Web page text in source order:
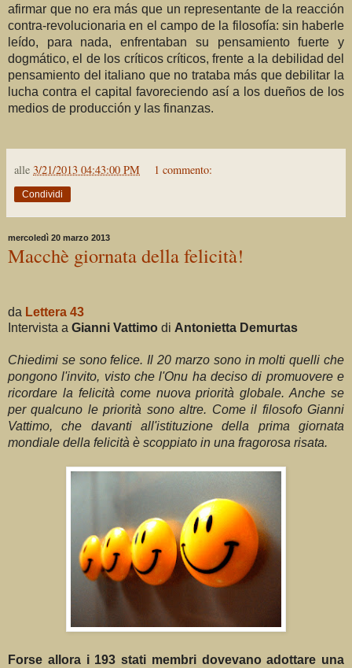
afirmar que no era más que un representante de la reacción
contra-revolucionaria en el campo de la filosofía: sin haberle
leído, para nada, enfrentaban su pensamiento fuerte y
dogmático, el de los críticos críticos, frente a la debilidad del
pensamiento del italiano que no trataba más que debilitar la
lucha contra el capital favoreciendo así a los dueños de los
medios de producción y las finanzas.
alle 3/21/2013 04:43:00 PM 1 commento:
Condividi
mercoledì 20 marzo 2013
Macchè giornata della felicità!
da Lettera 43
Intervista a Gianni Vattimo di Antonietta Demurtas
Chiedimi se sono felice. Il 20 marzo sono in molti quelli che
pongono l'invito, visto che l'Onu ha deciso di promuovere e
ricordare la felicità come nuova priorità globale. Anche se
per qualcuno le priorità sono altre. Come il filosofo Gianni
Vattimo, che davanti all'istituzione della prima giornata
mondiale della felicità è scoppiato in una fragorosa risata.
Forse allora i 193 stati membri dovevano adottare una